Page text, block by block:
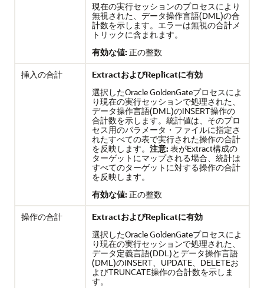
現在の実行セッションのプロセスにより
無視された、データ操作言語(DML)の合
計数を示します。エラーは無視の合計メ
トリックに含まれます。
有効な値: 正の整数
挿入の合計
ExtractおよびReplicatに有効
選択したOracle GoldenGateプロセスによ
り現在の実行セッションで処理された、
データ操作言語(DML)のINSERT操作の
合計数を示します。統計値は、そのプロ
セス用のパラメータ・ファイルに指定さ
れたすべての表で実行された操作の合計
を反映します。 注意: 表がExtract構成の
ターゲットにマップされる場合、統計は
すべてのターゲットに対する操作の合計
を反映します。
有効な値: 正の整数
操作の合計
ExtractおよびReplicatに有効
選択したOracle GoldenGateプロセスによ
り現在の実行セッションで処理された、
データ定義言語(DDL)とデータ操作言語
(DML)のINSERT、UPDATE、DELETEお
よびTRUNCATE操作の合計数を示しま
す。